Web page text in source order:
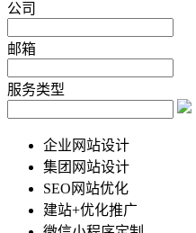
公司
邮箱
服务类型
企业网站设计
集团网站设计
SEO网站优化
建站+优化推广